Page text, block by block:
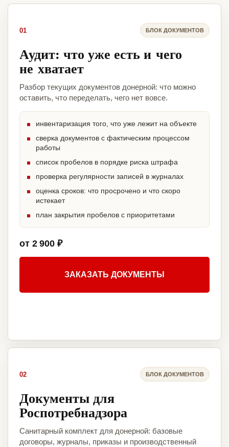
01 БЛОК ДОКУМЕНТОВ
Аудит: что уже есть и чего
не хватает
Разбор текущих документов донерной: что можно
оставить, что переделать, чего нет вовсе.
инвентаризация того, что уже лежит на объекте
сверка документов с фактическим процессом
работы
список пробелов в порядке риска штрафа
проверка регулярности записей в журналах
оценка сроков: что просрочено и что скоро
истекает
план закрытия пробелов с приоритетами
от 2 900 ₽
ЗАКАЗАТЬ ДОКУМЕНТЫ
02 БЛОК ДОКУМЕНТОВ
Документы для
Роспотребнадзора
Санитарный комплект для донерной: базовые
договоры, журналы, приказы и производственный